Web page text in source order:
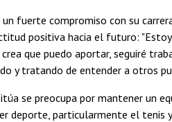
fuerte compromiso con su
positiva hacia el futuro:
que puedo aportar, seguiré
y tratando de entender a otros
se preocupa por mantener un
deporte, particularmente el